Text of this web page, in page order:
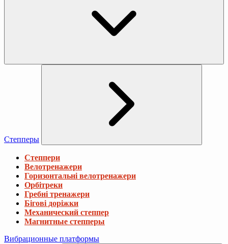
Степперы
Степпери
Велотренажери
Горизонтальні велотренажери
Орбітреки
Гребні тренажери
Бігові доріжки
Механический степпер
Магнитные степперы
Вибрационные платформы